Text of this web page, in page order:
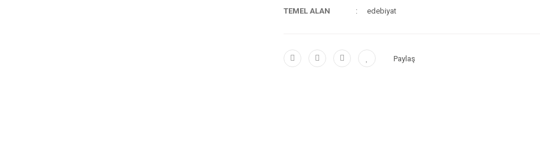
TEMEL ALAN
edebiyat
Paylaş